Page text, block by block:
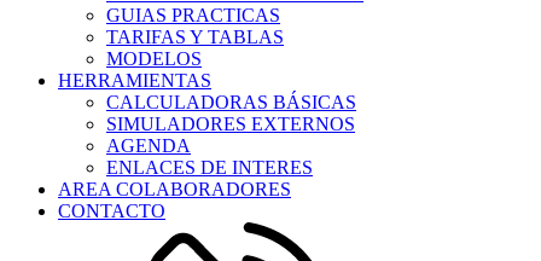
GUIAS PRACTICAS
TARIFAS Y TABLAS
MODELOS
HERRAMIENTAS
CALCULADORAS BÁSICAS
SIMULADORES EXTERNOS
AGENDA
ENLACES DE INTERES
AREA COLABORADORES
CONTACTO